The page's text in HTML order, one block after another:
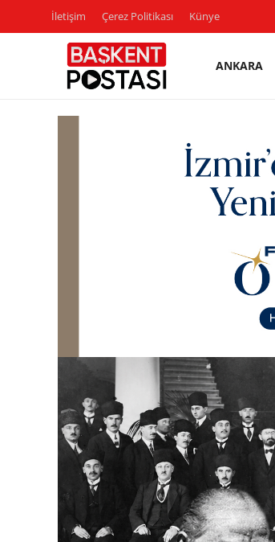
İletişim Çerez Politikası Künye
ANKARA
Bakanlıklar
Siyasi Partiler
Mülki İdare
Toplum ve Yaşam
Sivil Toplum Kuruluşları